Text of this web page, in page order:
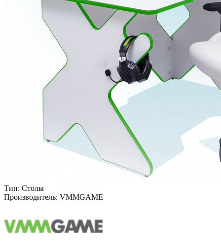
Тип: Столы
Производитель: VMMGAME